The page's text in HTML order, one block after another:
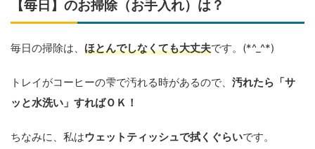
【毎日】のお掃除（お手入れ）は？
毎日の掃除は、 ほとんでしなくても大丈夫です。(*^_^*)
トレイがコーヒーの雫で汚れる時があるので、 汚れたら「サ
ッと水洗い」すればＯＫ！
ちなみに、私はウェットティッシュで拭くぐらいです。